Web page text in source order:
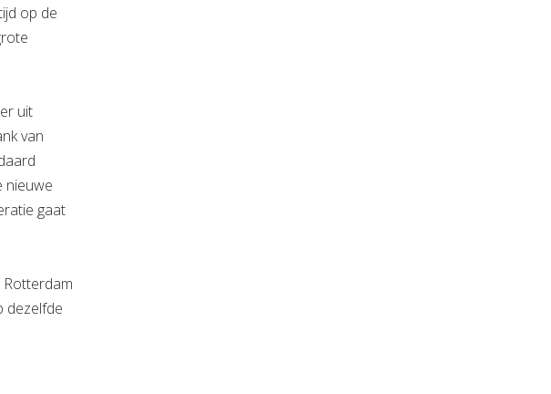
op de
uit
van
nieuwe
gaat
Rotterdam
dezelfde